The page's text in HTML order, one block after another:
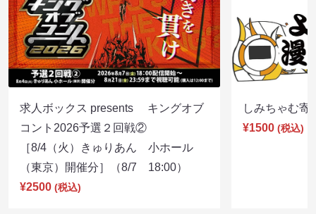
求人ボックス presents キングオブ
コント2026予選２回戦②
［8/4（火）きゅりあん 小ホール
（東京）開催分］（8/7 18:00）
¥2500 (税込)
しみちゃむ
¥1500 (税込)